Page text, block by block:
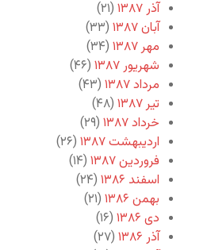
آذر ۱۳۸۷
(۲۱)
آبان ۱۳۸۷
(۳۳)
مهر ۱۳۸۷
(۳۴)
شهریور ۱۳۸۷
(۴۶)
مرداد ۱۳۸۷
(۴۳)
تیر ۱۳۸۷
(۴۸)
خرداد ۱۳۸۷
(۲۹)
اردیبهشت ۱۳۸۷
(۲۶)
فروردین ۱۳۸۷
(۱۴)
اسفند ۱۳۸۶
(۲۴)
بهمن ۱۳۸۶
(۲۱)
دی ۱۳۸۶
(۱۶)
آذر ۱۳۸۶
(۲۷)